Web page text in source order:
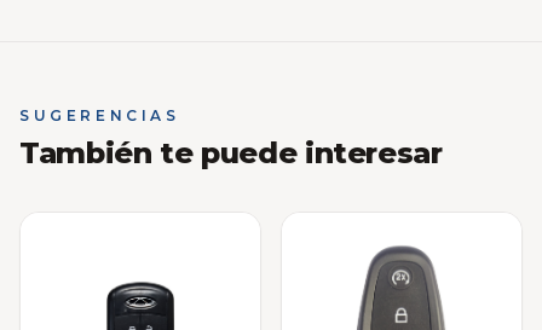
SUGERENCIAS
También te puede interesar